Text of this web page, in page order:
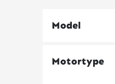
Model
Motortype